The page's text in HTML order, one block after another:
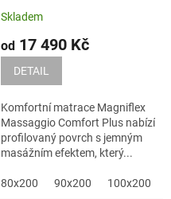
120x200 140x200 160x200
matrace s masážním
Skladem
od 17 490 Kč
DETAIL
Komfortní matrace Magniflex
Massaggio Comfort Plus nabízí
profilovaný povrch s jemným
masážním efektem, který...
80x200 90x200 100x200